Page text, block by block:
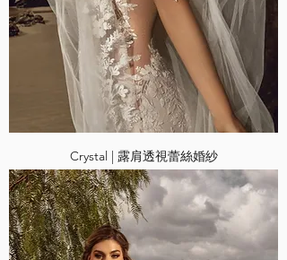
Crystal | 露肩透視蕾絲婚紗